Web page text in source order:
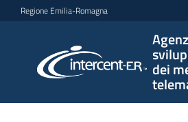
Vai al contenuto
Vai alla navigazione
Vai al footer
Regione Emilia-Romagna
dei
per lo
sviluppo